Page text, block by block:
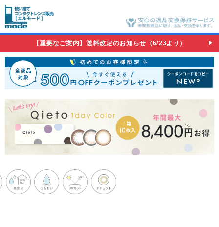
【重要なご案内】送料改定のお知らせ（6/23より）